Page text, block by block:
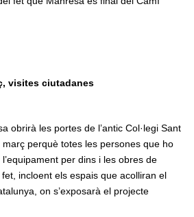
visites ciutadanes
obrirà les portes de l’antic Col·legi Sant
perquè totes les persones que ho
per dins i les obres de
fet, incloent els espais que acolliran el
on s’exposarà el projecte